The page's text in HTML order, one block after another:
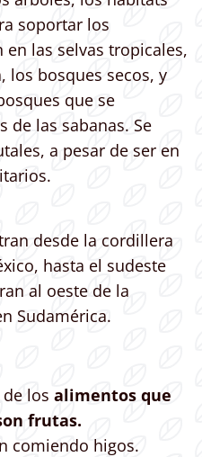
soportar los
en las selvas tropicales,
los bosques secos, y
que se
de las sabanas. Se
a pesar de ser en
desde la cordillera
hasta el sudeste
al oeste de la
Sudamérica.
los alimentos que
frutas.
comiendo higos.